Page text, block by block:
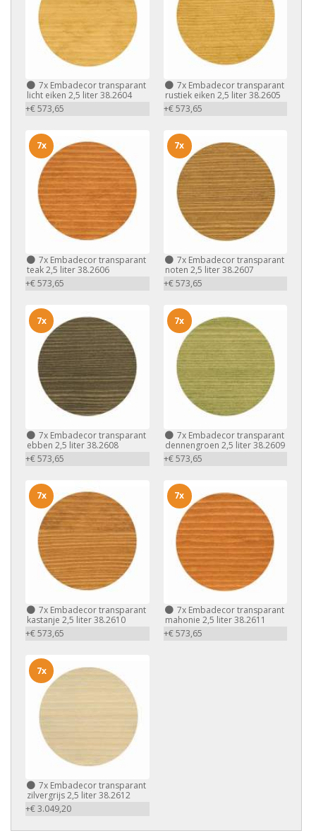
7x Embadecor transparant
licht eiken 2,5 liter 38.2604
+€ 573,65
7xEmbadecor transparant
rustiek eiken 2,5 liter 38.2605
+€ 573,65
7x Embadecor transparant
teak 2,5 liter 38.2606
+€ 573,65
7x
7xEmbadecor transparant
noten 2,5 liter 38.2607
+€ 573,65
7x
7x Embadecor transparant
ebben 2,5 liter 38.2608
+€ 573,65
7x
7xEmbadecor transparant
dennengroen 2,5 liter 38.2609
+€ 573,65
7x
7x Embadecor transparant
kastanje 2,5 liter 38.2610
+€ 573,65
7x
7xEmbadecor transparant
mahonie 2,5 liter 38.2611
+€ 573,65
7x
7x Embadecor transparant
zilvergrijs 2,5 liter 38.2612
+€ 3.049,20
7x